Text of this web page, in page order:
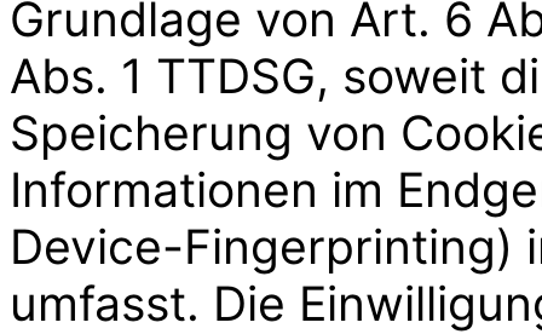
Grundlage von Art. 6
Abs. 1 TTDSG, soweit
Speicherung von
Informationen im
Device-Fingerprinting)
umfasst. Die